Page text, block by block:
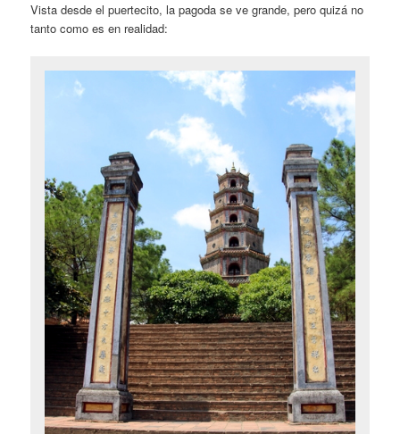
Vista desde el puertecito, la pagoda se ve grande, pero quizá no
tanto como es en realidad: